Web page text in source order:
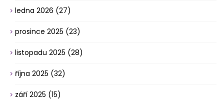
ledna 2026 (27)
prosince 2025 (23)
listopadu 2025 (28)
října 2025 (32)
září 2025 (15)